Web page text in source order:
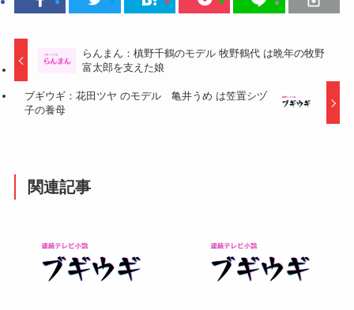
らんまん：槙野千鶴のモデル 牧野鶴代 は晩年の牧野
富太郎を支えた娘
ブギウギ：花田ツヤ のモデル 亀井うめ は笠置シヅ
子の養母
関連記事